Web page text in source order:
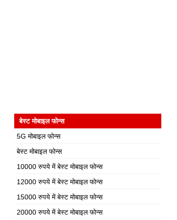
बेस्ट मोबाइल फोन्स
5G मोबाइल फोन्स
बेस्ट मोबाइल फोन्स
10000 रुपये में बेस्ट मोबाइल फोन्स
12000 रुपये में बेस्ट मोबाइल फोन्स
15000 रुपये में बेस्ट मोबाइल फोन्स
20000 रुपये में बेस्ट मोबाइल फोन्स